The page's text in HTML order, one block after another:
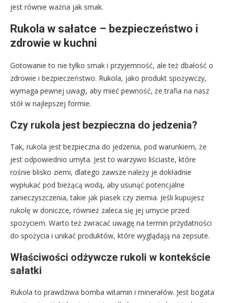
jest równie ważna jak smak.
Rukola w sałatce – bezpieczeństwo i
zdrowie w kuchni
Gotowanie to nie tylko smak i przyjemność, ale też dbałość o
zdrowie i bezpieczeństwo. Rukola, jako produkt spożywczy,
wymaga pewnej uwagi, aby mieć pewność, że trafia na nasz
stół w najlepszej formie.
Czy rukola jest bezpieczna do jedzenia?
Tak, rukola jest bezpieczna do jedzenia, pod warunkiem, że
jest odpowiednio umyta. Jest to warzywo liściaste, które
rośnie blisko ziemi, dlatego zawsze należy je dokładnie
wypłukać pod bieżącą wodą, aby usunąć potencjalne
zanieczyszczenia, takie jak piasek czy ziemia. Jeśli kupujesz
rukolę w doniczce, również zaleca się jej umycie przed
spożyciem. Warto też zwracać uwagę na termin przydatności
do spożycia i unikać produktów, które wyglądają na zepsute.
Właściwości odżywcze rukoli w kontekście
sałatki
Rukola to prawdziwa bomba witamin i minerałów. Jest bogata